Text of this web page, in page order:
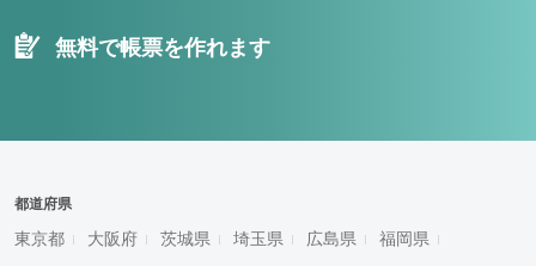
無料で帳票を作れます
都道府県
東京都 大阪府 茨城県 埼玉県 広島県 福岡県